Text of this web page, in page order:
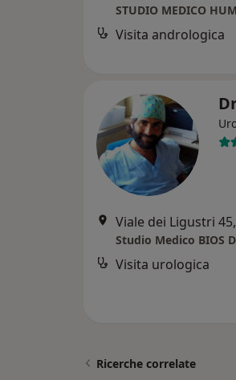
STUDIO MEDICO
Visita andrologica
Studio Medico BIOS
Visita urologica
Ricerche correlate